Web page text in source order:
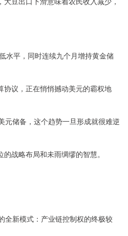
水平，同时连续九个月增持黄金储
协议，正在悄悄撼动美元的霸权地
元储备，这个趋势一旦形成就很难逆
战略布局和未雨绸缪的智慧。
全新模式：产业链控制权的终极较